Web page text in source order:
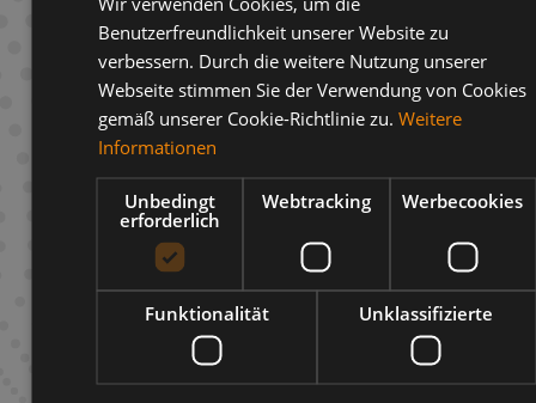
Beschreibung
Benutzerfreundlichkeit unserer Website zu
verbessern. Durch die weitere Nutzung unserer
Webseite stimmen Sie der Verwendung von Cookies
gemäß unserer Cookie-Richtlinie zu. Weitere
Informationen
Unbedingt
erforderlich
Webtracking Werbecookies
Funktionalität Unklassifizierte